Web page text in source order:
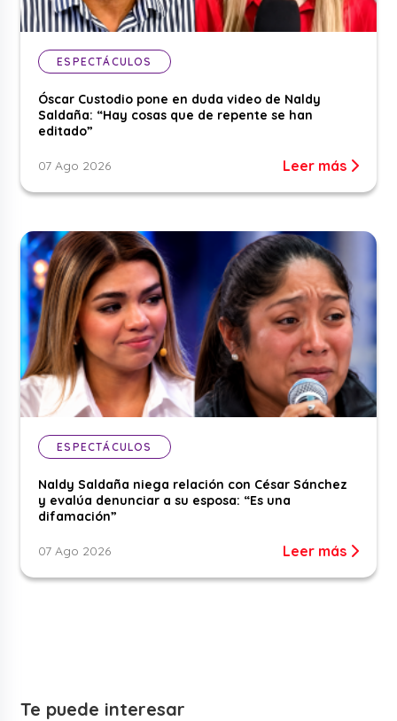
ESPECTÁCULOS
Óscar Custodio pone en duda video de Naldy
Saldaña: “Hay cosas que de repente se han
editado”
07 Ago 2026 Leer más
ESPECTÁCULOS
Naldy Saldaña niega relación con César Sánchez
y evalúa denunciar a su esposa: “Es una
difamación”
07 Ago 2026 Leer más
Te puede interesar